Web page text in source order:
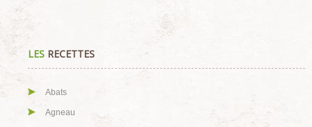
LES RECETTES
Abats
Agneau